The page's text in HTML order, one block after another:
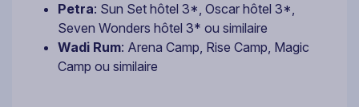
Petra: Sun Set hôtel 3*, Oscar hôtel 3*,
Seven Wonders hôtel 3* ou similaire
Wadi Rum: Arena Camp, Rise Camp, Magic
Camp ou similaire